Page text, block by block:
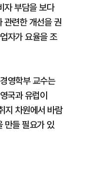
자 부담을 보다
관련한 개선을 권
자가 요율을 조
영학부 교수는
국과 유럽이
지 차원에서 바람
만들 필요가 있